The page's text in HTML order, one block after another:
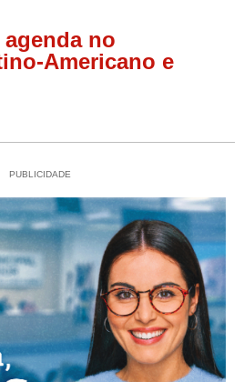
no
Americano e
PUBLICIDADE